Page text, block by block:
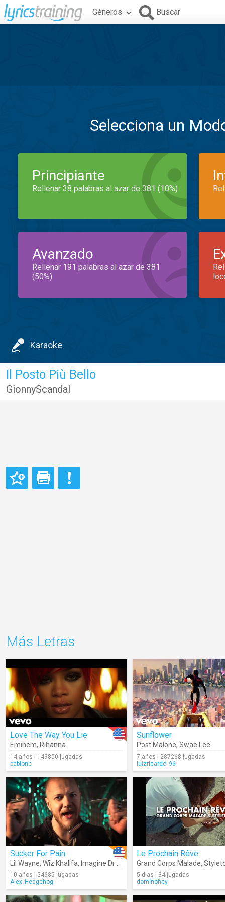
Géneros Buscar
Selecciona un
Principiante
Rellenar 38 palabras al azar de 381 (10%)
Avanzado
Rellenar 191 palabras al azar de 381
(50%)
Karaoke
Il Posto Più Bello
GionnyScandal
Más Letras
Love The Way You Lie
Eminem, Rihanna
14 años | 149800 jugadas
pablonc
Sunflower
Post Malone, Swae Lee
7 años | 287268 jugadas
luizricardo_96
Sucker For Pain
Lil Wayne, Wiz Khalifa, Imagine Dragons ,Logic, Ty Dolla $ign,X
10 años | 54685 jugadas
Alex_Hedgehog
Le Prochain Rêve
Grand Corps Malade,
5 días | 34 jugadas
dominohey